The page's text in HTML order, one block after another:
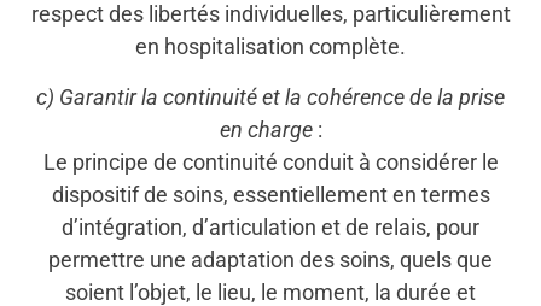
respect des libertés individuelles, particulièrement
en hospitalisation complète.
c) Garantir la continuité et la cohérence de la prise
en charge:
Le principe de continuité conduit à considérer le
dispositif de soins, essentiellement en termes
d’intégration, d’articulation et de relais, pour
permettre une adaptation des soins, quels que
soient l’objet, le lieu, le moment, la durée et